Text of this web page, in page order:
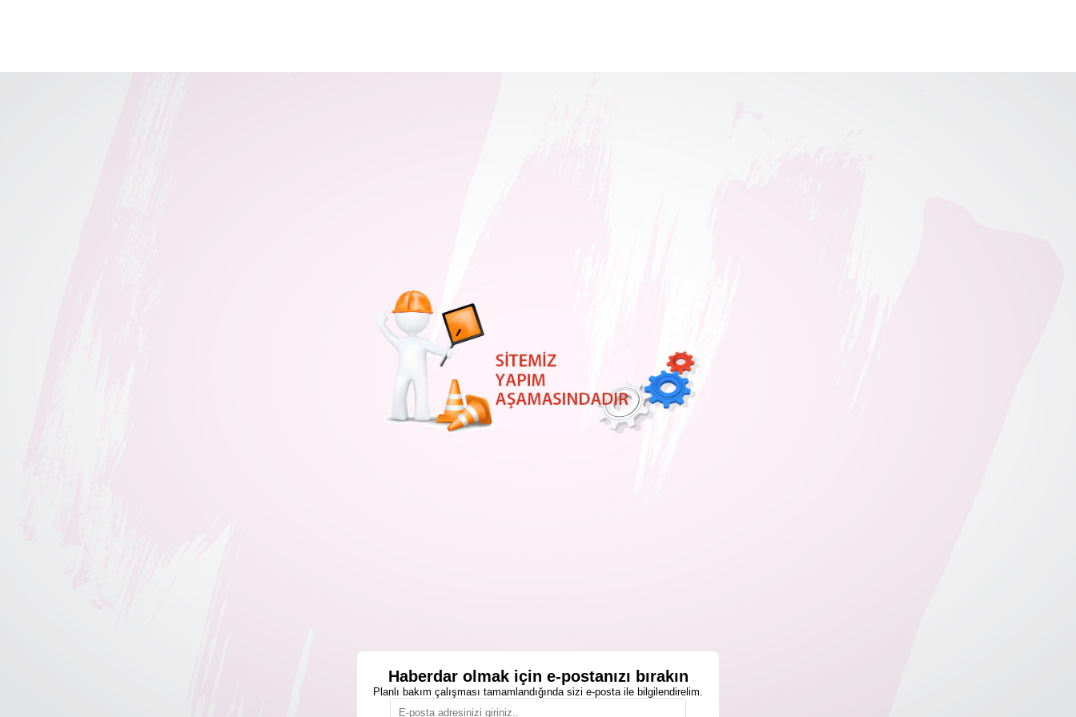
Haberdar olmak için e-postanızı bırakın
Planlı bakım çalışması tamamlandığında sizi e-posta ile bilgilendirelim.